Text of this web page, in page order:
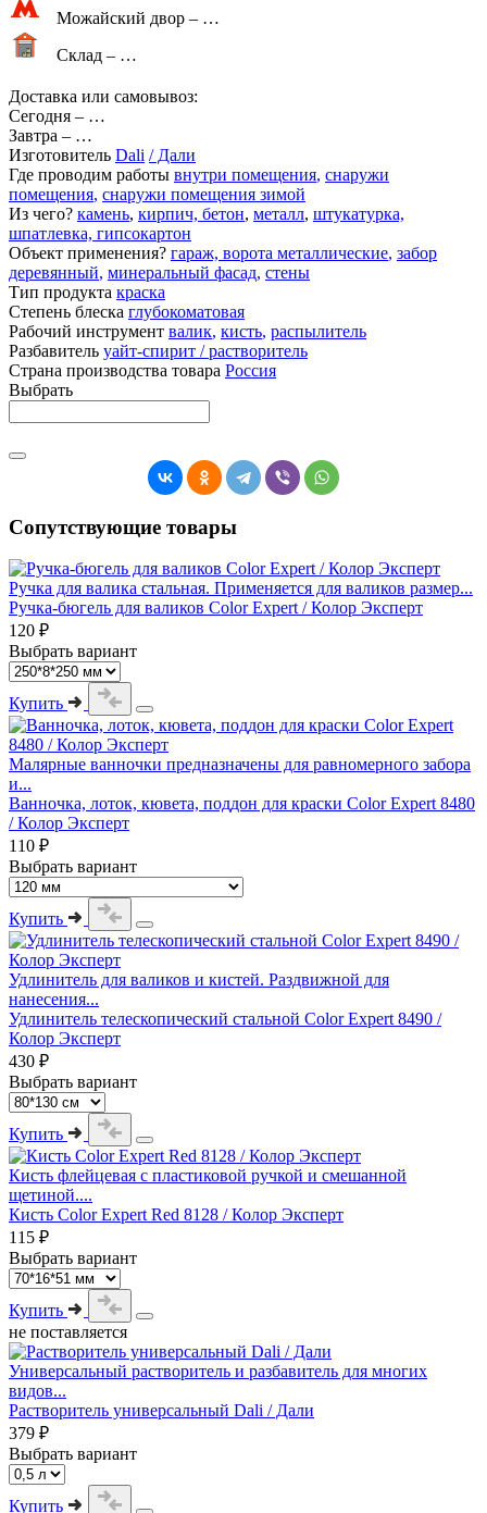
Можайский двор – …
Склад – …
Доставка или самовывоз:
Сегодня – …
Завтра – …
Изготовитель Dali / Дали
Где проводим работы внутри помещения, снаружи
помещения, снаружи помещения зимой
Из чего? камень, кирпич, бетон, металл, штукатурка,
шпатлевка, гипсокартон
Объект применения? гараж, ворота металлические, забор
деревянный, минеральный фасад, стены
Тип продукта краска
Степень блеска глубокоматовая
Рабочий инструмент валик, кисть, распылитель
Разбавитель уайт-спирит / растворитель
Страна производства товара Россия
Выбрать
Сопутствующие товары
Ручка для валика стальная. Применяется для валиков размер...
Ручка-бюгель для валиков Color Expert / Колор Эксперт
120 ₽
Выбрать вариант
Купить
Малярные ванночки предназначены для равномерного забора
и...
Ванночка, лоток, кювета, поддон для краски Color Expert 8480
/ Колор Эксперт
110 ₽
Выбрать вариант
Купить
Удлинитель для валиков и кистей. Раздвижной для
нанесения...
Удлинитель телескопический стальной Color Expert 8490 /
Колор Эксперт
430 ₽
Выбрать вариант
Купить
Кисть флейцевая с пластиковой ручкой и смешанной
щетиной....
Кисть Color Expert Red 8128 / Колор Эксперт
115 ₽
Выбрать вариант
Купить
не поставляется
Универсальный растворитель и разбавитель для многих
видов...
Растворитель универсальный Dali / Дали
379 ₽
Выбрать вариант
Купить